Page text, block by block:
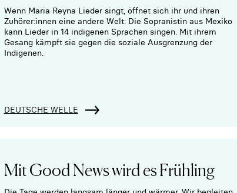
Wenn Maria Reyna Lieder singt, öffnet sich ihr und ihren
Zuhörer:innen eine andere Welt: Die Sopranistin aus Mexiko
kann Lieder in 14 indigenen Sprachen singen. Mit ihrem
Gesang kämpft sie gegen die soziale Ausgrenzung der
Indigenen.
DEUTSCHE WELLE
Mit Good News wird es Frühling